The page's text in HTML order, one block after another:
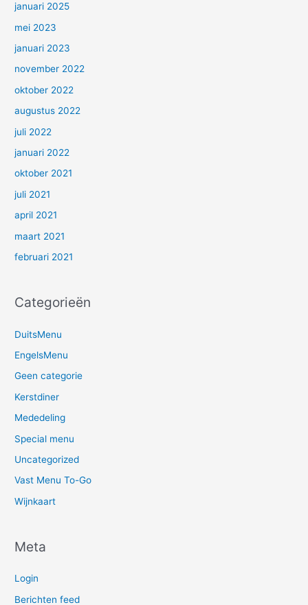
januari 2025
mei 2023
januari 2023
november 2022
oktober 2022
augustus 2022
juli 2022
januari 2022
oktober 2021
juli 2021
april 2021
maart 2021
februari 2021
Categorieën
DuitsMenu
EngelsMenu
Geen categorie
Kerstdiner
Mededeling
Special menu
Uncategorized
Vast Menu To-Go
Wijnkaart
Meta
Login
Berichten feed